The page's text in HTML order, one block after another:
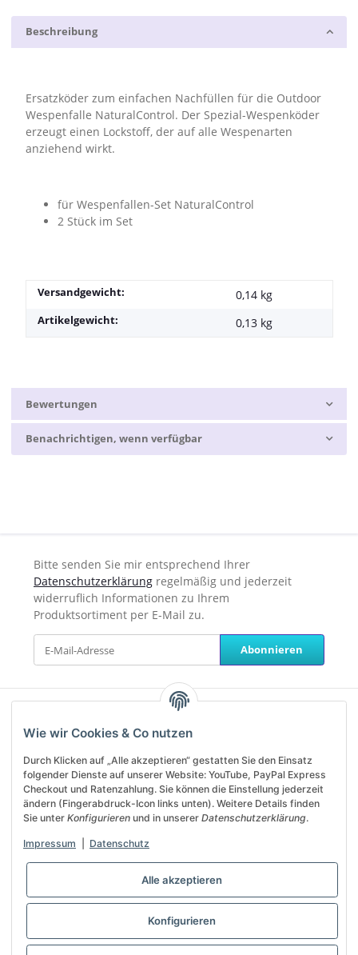
Beschreibung
Ersatzköder zum einfachen Nachfüllen für die Outdoor
Wespenfalle NaturalControl. Der Spezial-Wespenköder
erzeugt einen Lockstoff, der auf alle Wespenarten
anziehend wirkt.
für Wespenfallen-Set NaturalControl
2 Stück im Set
Versandgewicht: 0,14 kg
Artikelgewicht: 0,13 kg
Bewertungen
Benachrichtigen, wenn verfügbar
Bitte senden Sie mir entsprechend Ihrer
Datenschutzerklärung regelmäßig und jederzeit
widerruflich Informationen zu Ihrem
Produktsortiment per E-Mail zu.
Abonnieren
erhalten Sie unter:
service@helanos.de
Mo-Fr, 09:00 - 13:00 Uhr
Shop Service
Informationen
Vertrag widerrufen
* Alle Preise inkl. gesetzlicher USt., zzgl.Versand
Wie wir Cookies & Co nutzen
Durch Klicken auf „Alle akzeptieren“ gestatten Sie den Einsatz
folgender Dienste auf unserer Website: YouTube, PayPal Express
Checkout und Ratenzahlung. Sie können die Einstellung jederzeit
ändern (Fingerabdruck-Icon links unten). Weitere Details finden
Sie unter Konfigurieren und in unserer Datenschutzerklärung.
Impressum Datenschutz
Alle akzeptieren
Konfigurieren